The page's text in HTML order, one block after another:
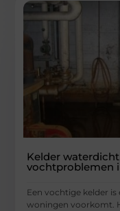
Kelder
vochtproblemen
Een vochtige kelder
woningen voorkomt.